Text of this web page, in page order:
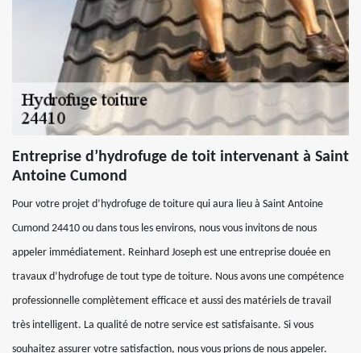
Entreprise d’hydrofuge de toit intervenant à Saint
Antoine Cumond
Pour votre projet d’hydrofuge de toiture qui aura lieu à Saint Antoine
Cumond 24410 ou dans tous les environs, nous vous invitons de nous
appeler immédiatement. Reinhard Joseph est une entreprise douée en
travaux d’hydrofuge de tout type de toiture. Nous avons une compétence
professionnelle complètement efficace et aussi des matériels de travail
très intelligent. La qualité de notre service est satisfaisante. Si vous
souhaitez assurer votre satisfaction, nous vous prions de nous appeler.